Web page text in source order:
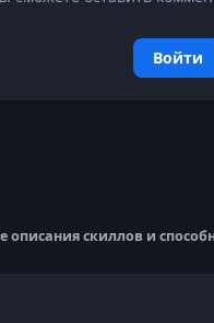
Войти
описания скиллов и